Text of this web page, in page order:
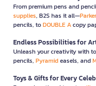
From premium pens and
supplies, B2S has it all—Parker
pencils, toDOUBLE Acopy
Endless Possibilities for
Unleash your creativity with
pencils, Pyramideasels, and
Toys & Gifts for Every